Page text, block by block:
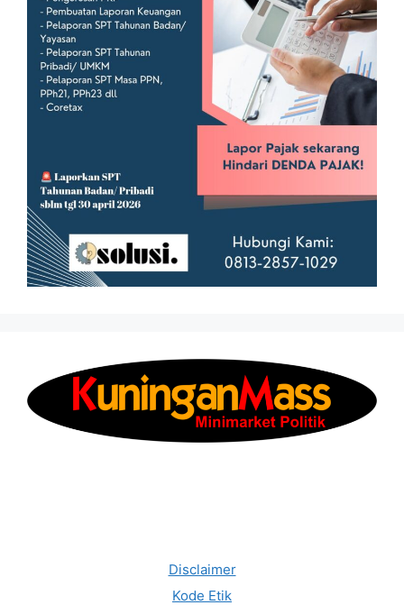
Disclaimer
Kode Etik